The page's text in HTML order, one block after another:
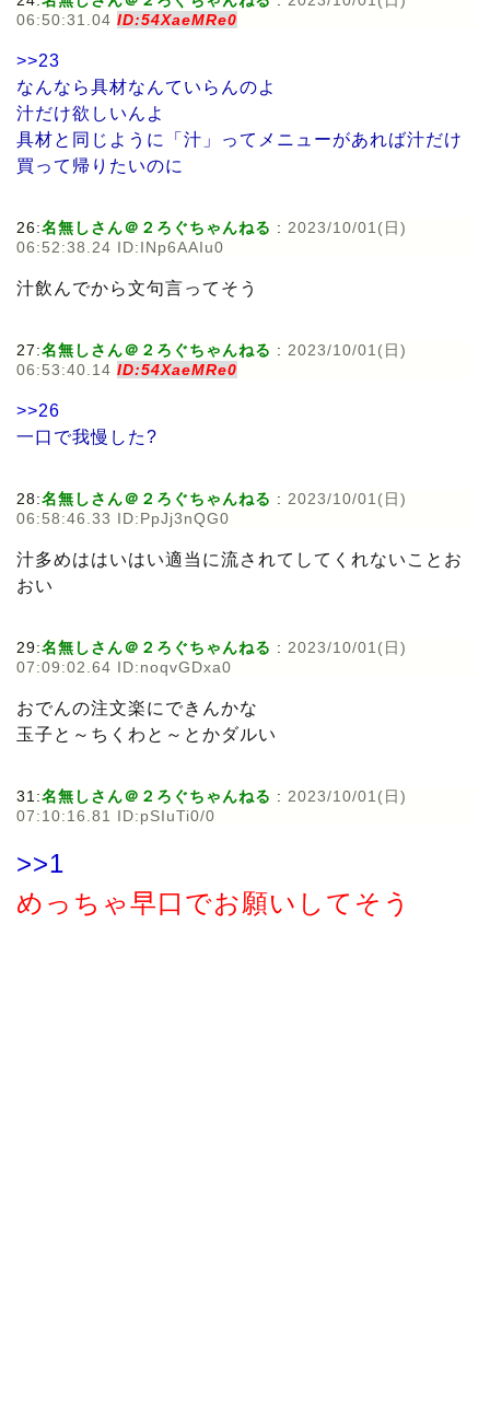
06:50:31.04 ID:54XaeMRe0
>>23
なんなら具材なんていらんのよ
汁だけ欲しいんよ
具材と同じように「汁」ってメニューがあれば汁だけ
買って帰りたいのに
26:名無しさん＠２ろぐちゃんねる : 2023/10/01(日)
06:52:38.24 ID:INp6AAIu0
汁飲んでから文句言ってそう
27:名無しさん＠２ろぐちゃんねる : 2023/10/01(日)
06:53:40.14 ID:54XaeMRe0
>>26
一口で我慢した?
28:名無しさん＠２ろぐちゃんねる : 2023/10/01(日)
06:58:46.33 ID:PpJj3nQG0
汁多めははいはい適当に流されてしてくれないことお
おい
29:名無しさん＠２ろぐちゃんねる : 2023/10/01(日)
07:09:02.64 ID:noqvGDxa0
おでんの注文楽にできんかな
玉子と～ちくわと～とかダルい
31:名無しさん＠２ろぐちゃんねる : 2023/10/01(日)
07:10:16.81 ID:pSIuTi0/0
>>1
めっちゃ早口でお願いしてそう